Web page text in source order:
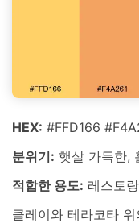
HEX: #FFD166
분위기: 햇살 가득한,
적합한 용도: 레스토
클레이와 테라코타